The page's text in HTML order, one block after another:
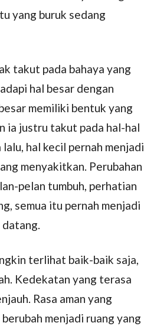
yang buruk sedang
takut pada bahaya yang
hal besar dengan
memiliki bentuk yang
ia justru takut pada hal-hal
lalu, hal kecil pernah menjadi
menyakitkan. Perubahan
pelan tumbuh, perhatian
semua itu pernah menjadi
terlihat baik-baik saja,
Kedekatan yang terasa
Rasa aman yang
menjadi ruang yang